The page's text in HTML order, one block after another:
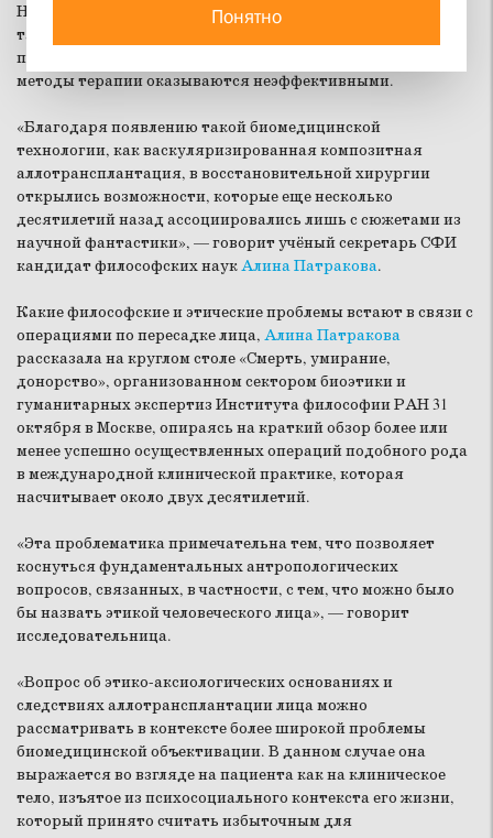
Необходимость таких операций возникает в результате
тяжелейших травм, болезней, несчастных случаев,
полностью обезображивающих лицо, когда обычные
методы терапии оказываются неэффективными.
«Благодаря появлению такой биомедицинской
технологии, как васкуляризированная композитная
аллотрансплантация, в восстановительной хирургии
открылись возможности, которые еще несколько
десятилетий назад ассоциировались лишь с сюжетами из
научной фантастики», — говорит учёный секретарь СФИ
кандидат философских наукАлина Патракова.
Какие философские и этические проблемы встают в связи с
операциями по пересадке лица, Алина Патракова
рассказала на круглом столе «Смерть, умирание,
донорство», организованном сектором биоэтики и
гуманитарных экспертиз Института философии РАН 31
октября в Москве, опираясь на краткий обзор более или
менее успешно осуществленных операций подобного рода
в международной клинической практике, которая
насчитывает около двух десятилетий.
«Эта проблематика примечательна тем, что позволяет
коснуться фундаментальных антропологических
вопросов, связанных, в частности, с тем, что можно было
бы назвать этикой человеческого лица», — говорит
исследовательница.
«Вопрос об этико-аксиологических основаниях и
следствиях аллотрансплантации лица можно
рассматривать в контексте более широкой проблемы
биомедицинской объективации. В данном случае она
выражается во взгляде на пациента как на клиническое
тело, изъятое из психосоциального контекста его жизни,
который принято считать избыточным для
Понятно